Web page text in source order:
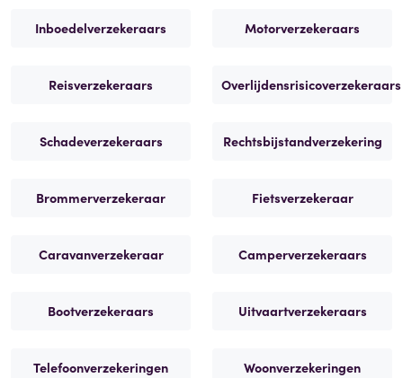
Inboedelverzekeraars Motorverzekeraars
Reisverzekeraars Overlijdensrisicoverzekeraars
Schadeverzekeraars Rechtsbijstandverzekering
Brommerverzekeraar Fietsverzekeraar
Caravanverzekeraar Camperverzekeraars
Bootverzekeraars Uitvaartverzekeraars
Telefoonverzekeringen Woonverzekeringen